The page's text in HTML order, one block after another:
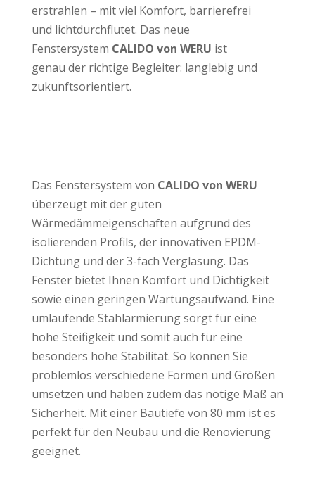
erstrahlen – mit viel Komfort, barrierefrei
und lichtdurchflutet. Das neue
Fenstersystem CALIDO von WERU ist
genau der richtige Begleiter: langlebig und
zukunftsorientiert.
eliebtes Zuhause soll in neuem
Das Fenstersystem von CALIDO von WERU
überzeugt mit der guten
Wärmedämmeigenschaften aufgrund des
isolierenden Profils, der innovativen EPDM-
Dichtung und der 3-fach Verglasung. Das
Fenster bietet Ihnen Komfort und Dichtigkeit
sowie einen geringen Wartungsaufwand. Eine
umlaufende Stahlarmierung sorgt für eine
hohe Steifigkeit und somit auch für eine
besonders hohe Stabilität. So können Sie
problemlos verschiedene Formen und Größen
umsetzen und haben zudem das nötige Maß an
Sicherheit. Mit einer Bautiefe von 80 mm ist es
perfekt für den Neubau und die Renovierung
geeignet.